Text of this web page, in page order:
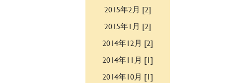
2015年2月 [2]
2015年1月 [2]
2014年12月 [2]
2014年11月 [1]
2014年10月 [1]